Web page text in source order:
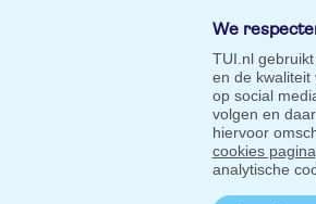
We
TUI.nl
en de
op social
volgen en
hiervoor
cookies pagina
analytische